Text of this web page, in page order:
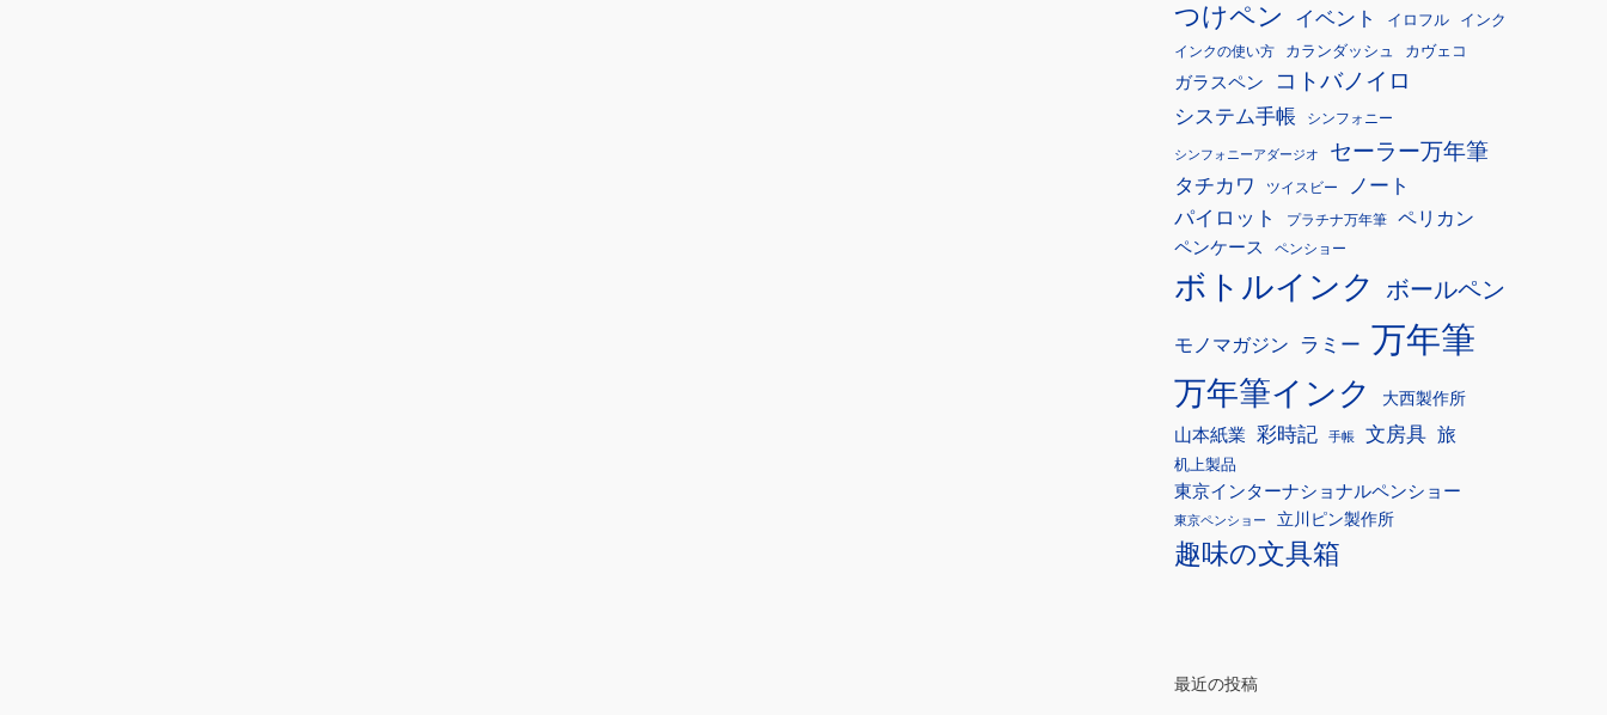
つけペン イベント イロフル インク
インクの使い方 カランダッシュ カヴェコ
ガラスペン コトバノイロ
システム手帳 シンフォニー
シンフォニーアダージオ セーラー万年筆
タチカワ ツイスビー
ノート
パイロット
プラチナ万年筆 ペリカン
ペンケース ペンショー
ボトルインク ボールペン
モノマガジン ラミー 万年筆
万年筆インク
大西製作所
山本紙業
彩時記 手帳 文房具 旅
机上製品
東京インターナショナルペンショー
東京ペンショー 立川ピン製作所
趣味の文具箱
最近の投稿